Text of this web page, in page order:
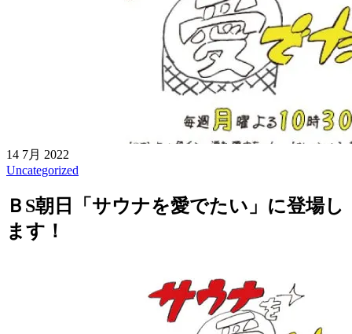
14 7月 2022
Uncategorized
ＢS朝日「サウナを愛でたい」に登場し
ます！